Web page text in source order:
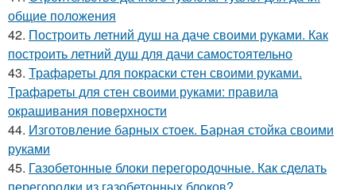
общие положения
42. Построить летний душ на даче своими руками. Как
построить летний душ для дачи самостоятельно
43. Трафареты для покраски стен своими руками.
Трафареты для стен своими руками: правила
окрашивания поверхности
44. Изготовление барных стоек. Барная стойка своими
руками
45. Газобетонные блоки перегородочные. Как сделать